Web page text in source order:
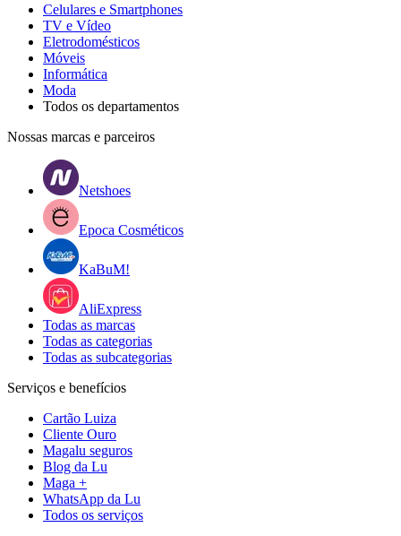
Celulares e Smartphones
TV e Vídeo
Eletrodomésticos
Móveis
Informática
Moda
Todos os departamentos
Nossas marcas e parceiros
Netshoes
Epoca Cosméticos
KaBuM!
AliExpress
Todas as marcas
Todas as categorias
Todas as subcategorias
Serviços e benefícios
Cartão Luiza
Cliente Ouro
Magalu seguros
Blog da Lu
Maga +
WhatsApp da Lu
Todos os serviços